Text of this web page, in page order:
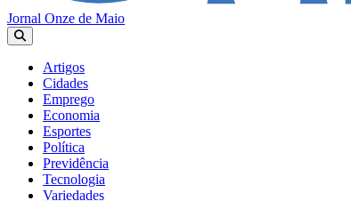
Jornal Onze de Maio
Artigos
Cidades
Emprego
Economia
Esportes
Política
Previdência
Tecnologia
Variedades